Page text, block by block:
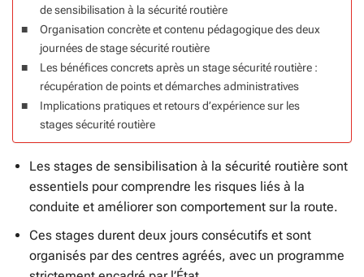
de sensibilisation à la sécurité routière
Organisation concrète et contenu pédagogique des deux
journées de stage sécurité routière
Les bénéfices concrets après un stage sécurité routière :
récupération de points et démarches administratives
Implications pratiques et retours d’expérience sur les
stages sécurité routière
Les stages de sensibilisation à la sécurité routière sont
essentiels pour comprendre les risques liés à la
conduite et améliorer son comportement sur la route.
Ces stages durent deux jours consécutifs et sont
organisés par des centres agréés, avec un programme